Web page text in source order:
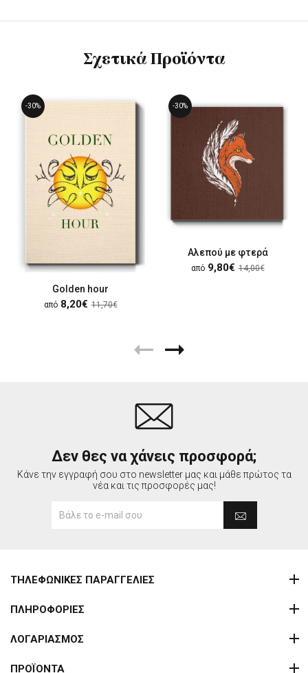
Σχετικά Προϊόντα
-30%
Golden hour
από 8,20€ 11,70€
-30%
Αλεπού με φτερά
από 9,80€ 14,00€
Δεν θες να χάνεις προσφορά;
Κάνε την εγγραφή σου στο newsletter μας και μάθε πρώτος τα
νέα και τις προσφορές μας!
ΤΗΛΕΦΩΝΙΚΕΣ ΠΑΡΑΓΓΕΛΙΕΣ
ΠΛΗΡΟΦΟΡΙΕΣ
ΛΟΓΑΡΙΑΣΜΟΣ
ΠΡΟΪΟΝΤΑ